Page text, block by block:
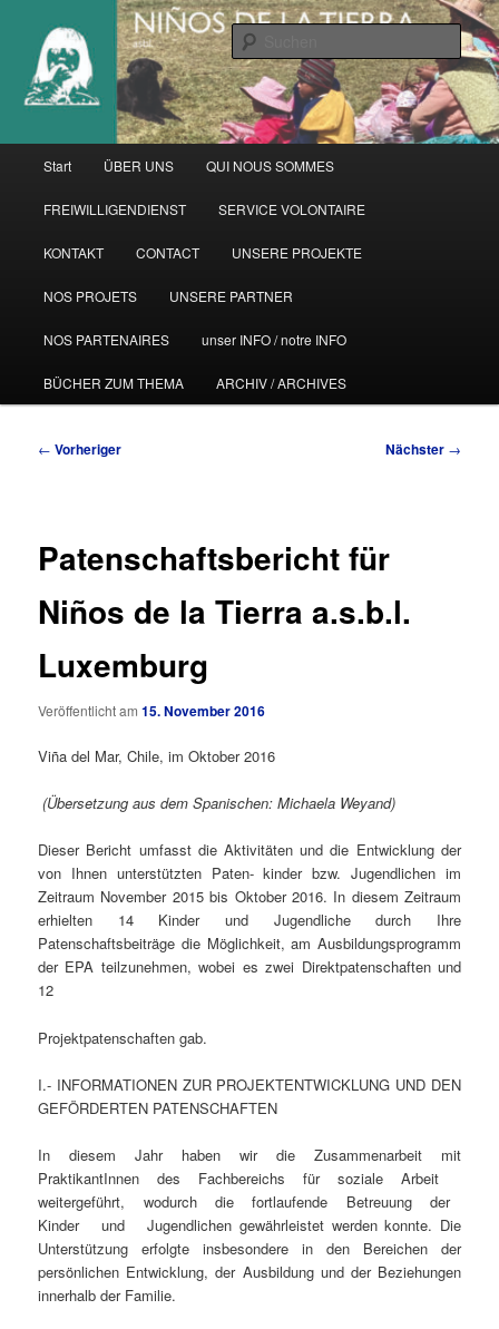
primären
Inhalt
springen
Start ÜBER UNS QUI NOUS SOMMES
FREIWILLIGENDIENST SERVICE VOLONTAIRE
KONTAKT CONTACT UNSERE PROJEKTE
NOS PROJETS UNSERE PARTNER
NOS PARTENAIRES unser INFO / notre INFO
BÜCHER ZUM THEMA ARCHIV / ARCHIVES
Beitragsnavigation
← Vorheriger Nächster →
Patenschaftsbericht für
Niños de la Tierra a.s.b.l.
Luxemburg
Veröffentlicht am15. November 2016
Viña del Mar, Chile, im Oktober 2016
(Übersetzung aus dem Spanischen: Michaela Weyand)
Dieser Bericht umfasst die Aktivitäten und die Entwicklung der
von Ihnen unterstützten Paten- kinder bzw. Jugendlichen im
Zeitraum November 2015 bis Oktober 2016. In diesem Zeitraum
erhielten 14 Kinder und Jugendliche durch Ihre
Patenschaftsbeiträge die Möglichkeit, am Ausbildungsprogramm
der EPA teilzunehmen, wobei es zwei Direktpatenschaften und
12
Projektpatenschaften gab.
I.- INFORMATIONEN ZUR PROJEKTENTWICKLUNG UND DEN
GEFÖRDERTEN PATENSCHAFTEN
In diesem Jahr haben wir die Zusammenarbeit mit
PraktikantInnen des Fachbereichs für soziale Arbeit
weitergeführt, wodurch die fortlaufende Betreuung der
Kinder und Jugendlichen gewährleistet werden konnte. Die
Unterstützung erfolgte insbesondere in den Bereichen der
persönlichen Entwicklung, der Ausbildung und der Beziehungen
innerhalb der Familie.